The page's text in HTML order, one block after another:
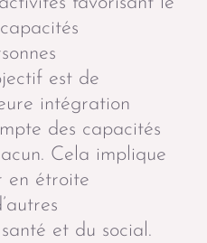
est de
intégration
des capacités
Cela implique
en étroite
et du social.